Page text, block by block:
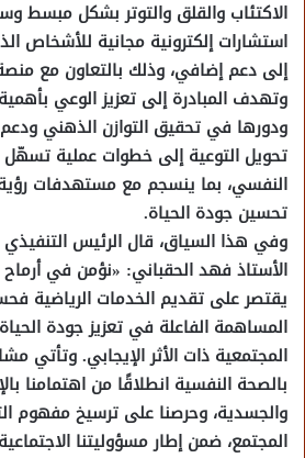
الاكتئاب والقلق والتوتر بشكل مبسط
استشارات إلكترونية مجانية للأشخاص
إلى دعم إضافي، وذلك بالتعاون مع
وتهدف المبادرة إلى تعزيز الوعي
ودورها في تحقيق التوازن الذهني
تحويل التوعية إلى خطوات عملية تسهّل
تحسين جودة الحياة.
وفي هذا السياق، قال الرئيس التنفيذي
الأستاذ فهد الحقباني: «نؤمن في أرماح
يقتصر على تقديم الخدمات الرياضية
المساهمة الفاعلة في تعزيز جودة
المجتمعية ذات الأثر الإيجابي. وتأتي
بالصحة النفسية انطلاقًا من اهتمامنا
والجسدية، وحرصنا على ترسيخ مفهوم
المجتمع، ضمن إطار مسؤوليتنا